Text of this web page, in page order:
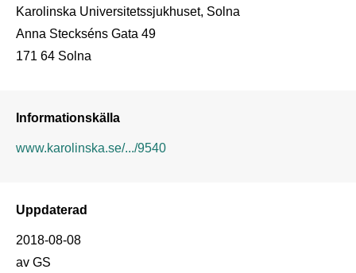
Karolinska Universitetssjukhuset, Solna
Anna Steckséns Gata 49
171 64 Solna
Informationskälla
www.karolinska.se/.../9540
Uppdaterad
2018-08-08
av GS